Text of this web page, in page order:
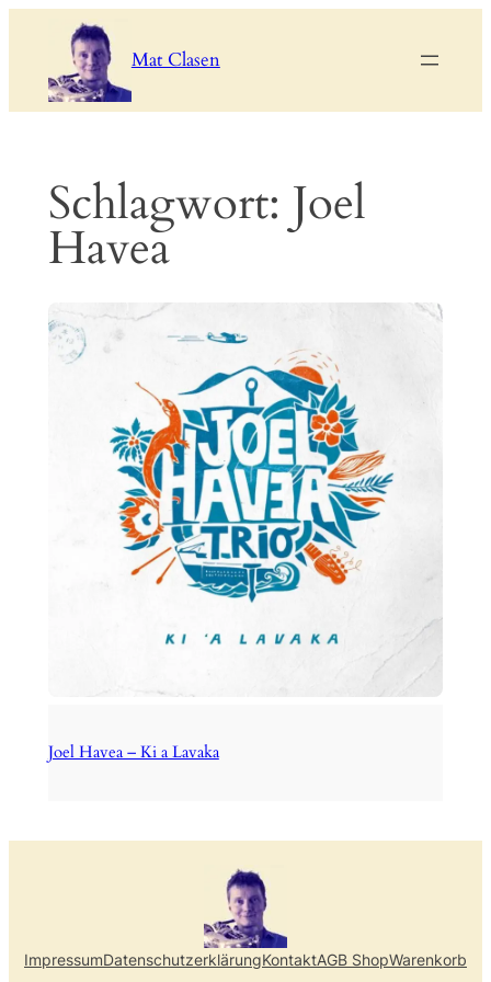
springen
Mat Clasen
Schlagwort: Joel
Havea
Joel Havea – Ki a Lavaka
ImpressumDatenschutzerklärungKontaktAGB ShopWarenkorb